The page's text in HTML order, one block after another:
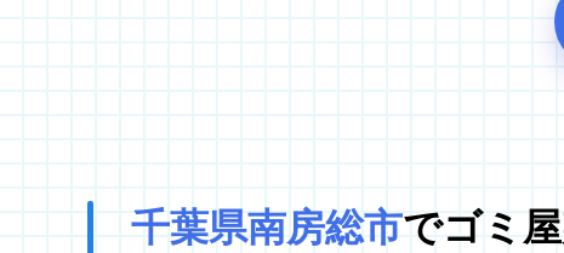
千葉県南房総市でゴミ